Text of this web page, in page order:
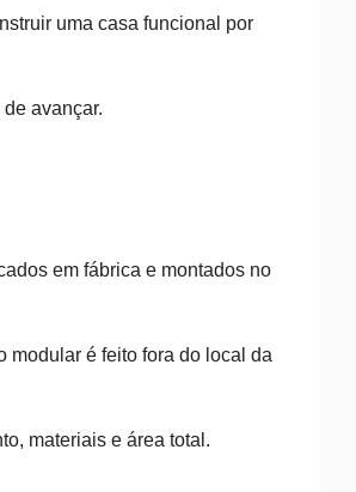
uma casa funcional por
avançar.
em fábrica e montados no
modular é feito fora do local da
materiais e área total.